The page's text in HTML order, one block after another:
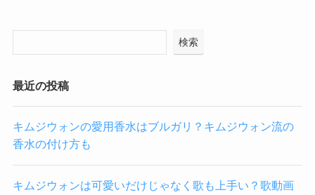
検索
最近の投稿
キムジウォンの愛用香水はブルガリ？キムジウォン流の
香水の付け方も
キムジウォンは可愛いだけじゃなく歌も上手い？歌動画